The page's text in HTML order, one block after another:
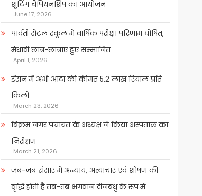
शूटिंग चैंपियनशिप का आयोजन
June 17, 2026
पार्वती सेंट्रल स्कूल में वार्षिक परीक्षा परिणाम घोषित,
मेधावी छात्र-छात्राएं हुए सम्मानित
April 1, 2026
ईरान में अभी आटा की कीमत 5.2 लाख रियाल प्रति
किलो
March 23, 2026
बिक्रम नगर पंचायत के अध्यक्ष ने किया अस्पताल का
निरीक्षण
March 21, 2026
जब-जब संसार में अन्याय, अत्याचार एवं शोषण की
वृद्धि होती है तब-तब भगवान दीनबंधु के रूप में